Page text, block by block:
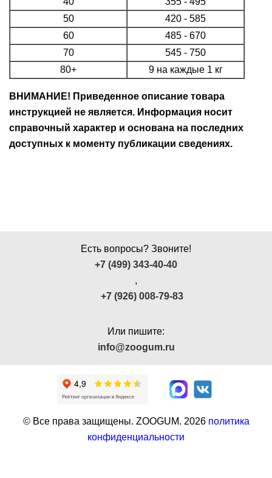
50
420 - 585
60
485 - 670
70
545 - 750
80+
9 на каждые 1 кг
ВНИМАНИЕ! Приведенное описание товара
инструкцией не является. Информация носит
справочный характер и основана на последних
доступных к моменту публикации сведениях.
Есть вопросы? Звоните!
+7 (499) 343-40-40
,
+7 (926) 008-79-83
Или пишите:
info@zoogum.ru
© Все права защищены. ZOOGUM. 2026 политика
конфиденциальности